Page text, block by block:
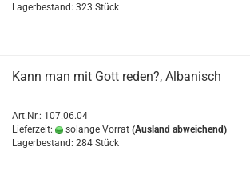
Lagerbestand: 323 Stück
Kann man mit Gott reden?, Albanisch
Art.Nr.: 107.06.04
Lieferzeit:
solange Vorrat (Ausland abweichend)
Lagerbestand: 284 Stück